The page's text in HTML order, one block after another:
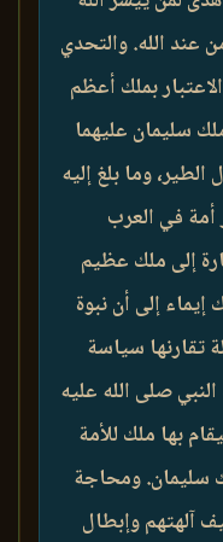
عند الله. والتحدي
بملك أعظم
سليمان عليهما
وما بلغ إليه
في العرب
إلى ملك عظيم
إلى أن نبوة
تقارنها سياسة
صلى الله عليه
بها ملك للأمة
سليمان. ومحاجة
آلهتهم وإبطال